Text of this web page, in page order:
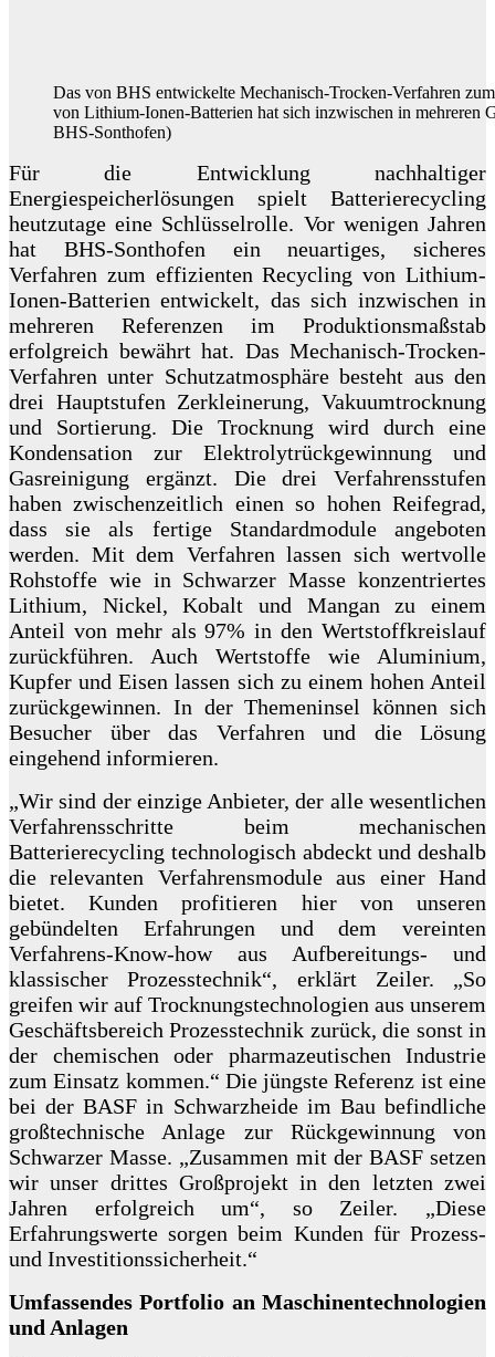
Das von BHS entwickelte Mechanisch-Trocken-Verfahren
von Lithium-Ionen-Batterien hat sich inzwischen in mehreren
BHS-Sonthofen)
Für die Entwicklung nachhaltiger
Energiespeicherlösungen spielt Batterierecycling
heutzutage eine Schlüsselrolle. Vor wenigen Jahren
hat BHS-Sonthofen ein neuartiges, sicheres
Verfahren zum effizienten Recycling von Lithium-
Ionen-Batterien entwickelt, das sich inzwischen in
mehreren Referenzen im Produktionsmaßstab
erfolgreich bewährt hat. Das Mechanisch-Trocken-
Verfahren unter Schutzatmosphäre besteht aus den
drei Hauptstufen Zerkleinerung, Vakuumtrocknung
und Sortierung. Die Trocknung wird durch eine
Kondensation zur Elektrolytrückgewinnung und
Gasreinigung ergänzt. Die drei Verfahrensstufen
haben zwischenzeitlich einen so hohen Reifegrad,
dass sie als fertige Standardmodule angeboten
werden. Mit dem Verfahren lassen sich wertvolle
Rohstoffe wie in Schwarzer Masse konzentriertes
Lithium, Nickel, Kobalt und Mangan zu einem
Anteil von mehr als 97% in den Wertstoffkreislauf
zurückführen. Auch Wertstoffe wie Aluminium,
Kupfer und Eisen lassen sich zu einem hohen Anteil
zurückgewinnen. In der Themeninsel können sich
Besucher über das Verfahren und die Lösung
eingehend informieren.
„Wir sind der einzige Anbieter, der alle wesentlichen
Verfahrensschritte beim mechanischen
Batterierecycling technologisch abdeckt und deshalb
die relevanten Verfahrensmodule aus einer Hand
bietet. Kunden profitieren hier von unseren
gebündelten Erfahrungen und dem vereinten
Verfahrens-Know-how aus Aufbereitungs- und
klassischer Prozesstechnik“, erklärt Zeiler. „So
greifen wir auf Trocknungstechnologien aus unserem
Geschäftsbereich Prozesstechnik zurück, die sonst in
der chemischen oder pharmazeutischen Industrie
zum Einsatz kommen.“ Die jüngste Referenz ist eine
bei der BASF in Schwarzheide im Bau befindliche
großtechnische Anlage zur Rückgewinnung von
Schwarzer Masse. „Zusammen mit der BASF setzen
wir unser drittes Großprojekt in den letzten zwei
Jahren erfolgreich um“, so Zeiler. „Diese
Erfahrungswerte sorgen beim Kunden für Prozess-
und Investitionssicherheit.“
Umfassendes Portfolio an Maschinentechnologien
und Anlagen